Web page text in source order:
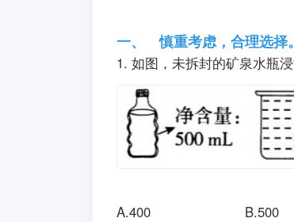
一、 慎重考虑，合理选择
1. 如图，未拆封的矿泉水
A.400